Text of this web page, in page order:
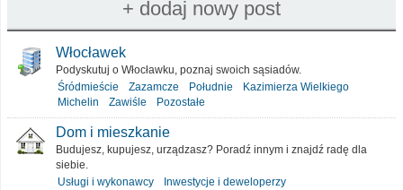
Włocławek
Podyskutuj o Włocławku, poznaj swoich sąsiadów.
Śródmieście
Zazamcze Południe
Kazimierza Wielkiego
Michelin
Zawiśle Pozostałe
Dom i mieszkanie
Budujesz, kupujesz, urządzasz? Poradź innym i znajdź radę dla
siebie.
Usługi i wykonawcy
Inwestycje i deweloperzy